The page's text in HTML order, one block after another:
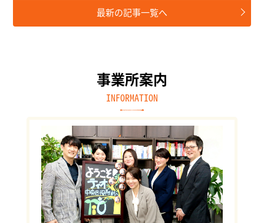
最新の記事一覧へ
事業所案内
INFORMATION